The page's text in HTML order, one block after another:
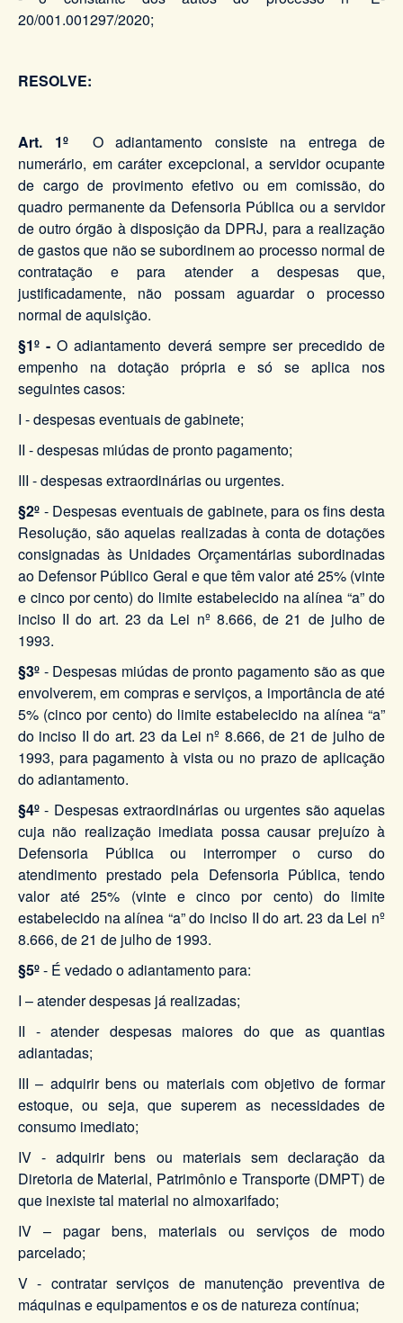
20/001.001297/2020;
RESOLVE:
Art. 1º
O adiantamento consiste na entrega de
numerário, em caráter excepcional, a servidor ocupante
de cargo de provimento efetivo ou em comissão, do
quadro permanente da Defensoria Pública ou a servidor
de outro órgão à disposição da DPRJ, para a realização
de gastos que não se subordinem ao processo normal de
contratação e para atender a despesas que,
justificadamente, não possam aguardar o processo
normal de aquisição.
§1º - O adiantamento deverá sempre ser precedido de
empenho na dotação própria e só se aplica nos
seguintes casos:
I - despesas eventuais de gabinete;
II - despesas miúdas de pronto pagamento;
III - despesas extraordinárias ou urgentes.
§2º - Despesas eventuais de gabinete, para os fins desta
Resolução, são aquelas realizadas à conta de dotações
consignadas às Unidades Orçamentárias subordinadas
ao Defensor Público Geral e que têm valor até 25% (vinte
e cinco por cento) do limite estabelecido na alínea “a” do
inciso II do art. 23 da Lei nº 8.666, de 21 de julho de
1993.
§3º - Despesas miúdas de pronto pagamento são as que
envolverem, em compras e serviços, a importância de até
5% (cinco por cento) do limite estabelecido na alínea “a”
do inciso II do art. 23 da Lei nº 8.666, de 21 de julho de
1993, para pagamento à vista ou no prazo de aplicação
do adiantamento.
§4º - Despesas extraordinárias ou urgentes são aquelas
cuja não realização imediata possa causar prejuízo à
Defensoria Pública ou interromper o curso do
atendimento prestado pela Defensoria Pública, tendo
valor até 25% (vinte e cinco por cento) do limite
estabelecido na alínea “a” do inciso II do art. 23 da Lei nº
8.666, de 21 de julho de 1993.
§5º- É vedado o adiantamento para:
I – atender despesas já realizadas;
II - atender despesas maiores do que as quantias
adiantadas;
III – adquirir bens ou materiais com objetivo de formar
estoque, ou seja, que superem as necessidades de
consumo imediato;
IV - adquirir bens ou materiais sem declaração da
Diretoria de Material, Patrimônio e Transporte (DMPT) de
que inexiste tal material no almoxarifado;
IV – pagar bens, materiais ou serviços de modo
parcelado;
V - contratar serviços de manutenção preventiva de
máquinas e equipamentos e os de natureza contínua;